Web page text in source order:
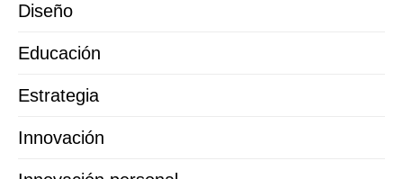
Diseño
Educación
Estrategia
Innovación